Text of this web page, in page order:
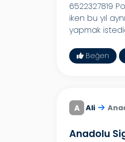
6522327819
iken bu yıl
yapmak
Beğen
A Ali
Anadolu